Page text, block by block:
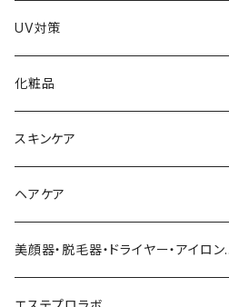
UV対策
化粧品
化粧下地
ファンデーション／パウダー
クッションファンデーション
リキッドファンデ
マスカラ／眉毛／アイシャドー
リップ／チーク
スキンケア
導入化粧水／化粧水
美容液／アイクリーム
クリーム・乳液
ヘアケア
ヘアシャンプー／トリートメント
つるりんちょ
ヘアケア
美顔器・脱毛器・ドライヤー・アイロ
MY TREX（マイトレックス）